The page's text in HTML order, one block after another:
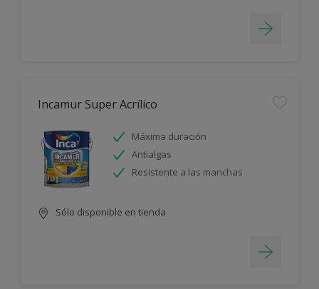
Incamur Super Acrílico
Máxima duración
Antialgas
Resistente a las manchas
Sólo disponible en tienda